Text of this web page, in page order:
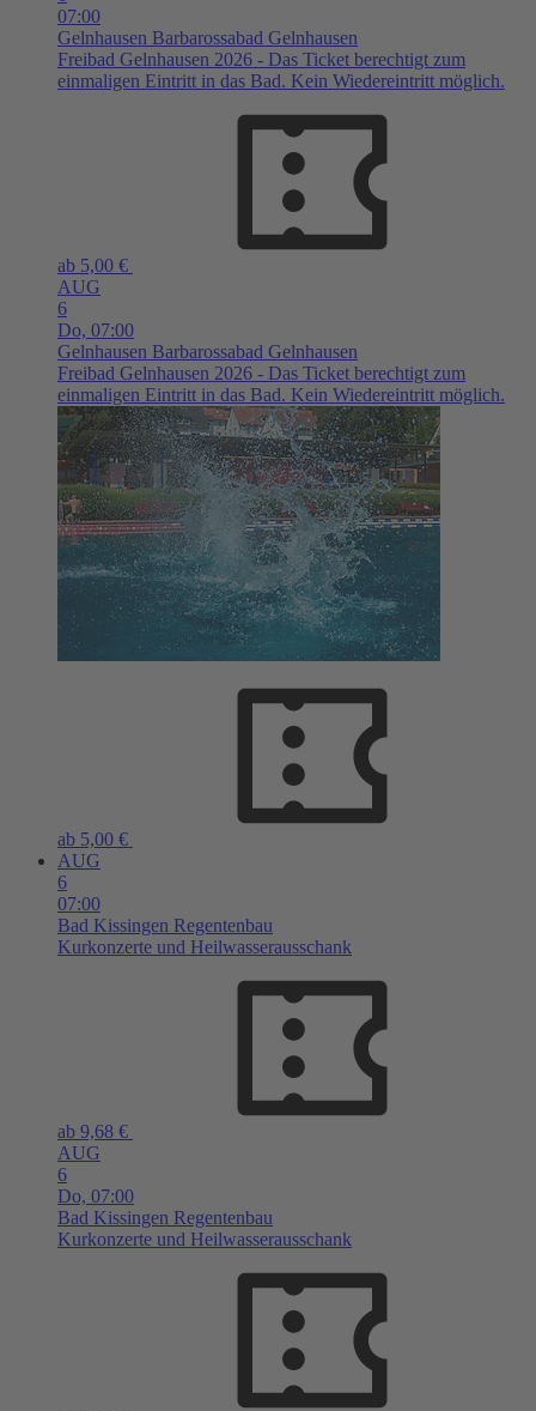
07:00
Gelnhausen Barbarossabad Gelnhausen
Freibad Gelnhausen 2026 - Das Ticket berechtigt zum
einmaligen Eintritt in das Bad. Kein Wiedereintritt möglich.
ab 5,00 €
AUG
6
Do, 07:00
Gelnhausen Barbarossabad Gelnhausen
Freibad Gelnhausen 2026 - Das Ticket berechtigt zum
einmaligen Eintritt in das Bad. Kein Wiedereintritt möglich.
ab 5,00 €
AUG
6
07:00
Bad Kissingen Regentenbau
Kurkonzerte und Heilwasserausschank
ab 9,68 €
AUG
6
Do, 07:00
Bad Kissingen Regentenbau
Kurkonzerte und Heilwasserausschank